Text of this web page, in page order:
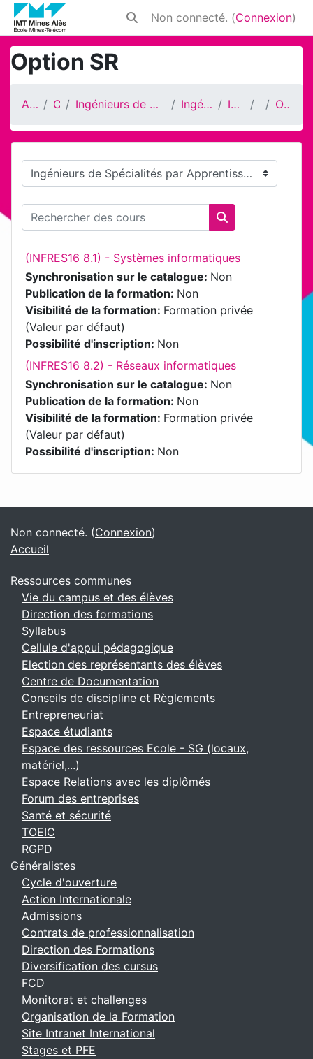
Passer au contenu principal
Activer/désactiver la saisie de
Non connecté. (Connexion)
Option SR
Accueil Cours Ingénieurs de Spécialités par Apprentissage Ingénieur INFRES INFRES 16 S8 Option SR
Catégories de cours
Rechercher des cours
Rechercher des
(INFRES16 8.1) - Systèmes informatiques
Synchronisation sur le catalogue: Non
Publication de la formation: Non
Visibilité de la formation: Formation privée
(Valeur par défaut)
Possibilité d'inscription: Non
(INFRES16 8.2) - Réseaux informatiques
Synchronisation sur le catalogue: Non
Publication de la formation: Non
Visibilité de la formation: Formation privée
(Valeur par défaut)
Possibilité d'inscription: Non
Blocs supplémentaires
Non connecté. (Connexion)
Accueil
Ressources communes
Vie du campus et des élèves
Direction des formations
Syllabus
Cellule d'appui pédagogique
Election des représentants des élèves
Centre de Documentation
Conseils de discipline et Règlements
Entrepreneuriat
Espace étudiants
Espace des ressources Ecole - SG (locaux,
matériel,...)
Espace Relations avec les diplômés
Forum des entreprises
Santé et sécurité
TOEIC
RGPD
Généralistes
Cycle d'ouverture
Action Internationale
Admissions
Contrats de professionnalisation
Direction des Formations
Diversification des cursus
FCD
Monitorat et challenges
Organisation de la Formation
Site Intranet International
Stages et PFE